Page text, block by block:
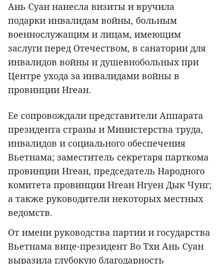
Ань Суан нанесла визиты и вручила
подарки инвалидам войны, больным
военнослужащим и лицам, имеющим
заслуги перед Отечеством, в санатории для
инвалидов войны и душевнобольных при
Центре ухода за инвалидами войны в
провинции Нгеан.
Ее сопровождали представители Аппарата
президента страны и Министерства труда,
инвалидов и социального обеспечения
Вьетнама; заместитель секретаря парткома
провинции Нгеан, председатель Народного
комитета провинции Нгеан Нгуен Дык Чунг;
а также руководители некоторых местных
ведомств.
От имени руководства партии и государства
Вьетнама вице-президент Во Тхи Ань Суан
выразила глубокую благодарность